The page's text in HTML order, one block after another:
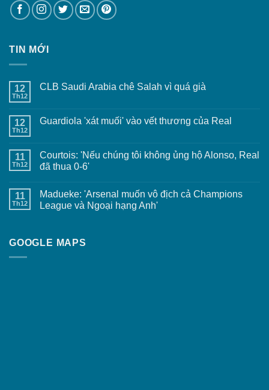
TIN MỚI
12
Th12
CLB Saudi Arabia chê Salah vì quá già
12
Th12
Guardiola 'xát muối' vào vết thương của Real
11
Th12
Courtois: 'Nếu chúng tôi không ủng hộ Alonso, Real
đã thua 0-6'
11
Th12
Madueke: 'Arsenal muốn vô địch cả Champions
League và Ngoại hạng Anh'
GOOGLE MAPS